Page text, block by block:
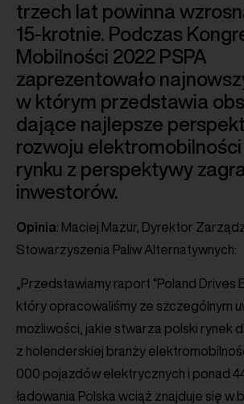
trzech lat powinna
15-krotnie. Podczas
Mobilności 2022 PSPA
zaprezentowało
w którym przedstawia
dające najlepsze
rozwoju
rynku z perspektywy
inwestorów.
Opinia: Maciej Mazur, Dyrektor
Stowarzyszenia Paliw Alternatywnych:
„Przedstawiamy raport “Poland Drives
który opracowaliśmy ze szczególnym
możliwości, jakie stwarza polski rynek
z holenderskiej branży
000 pojazdów elektrycznych i ponad
ładowania Polska wciąż znajduje się w